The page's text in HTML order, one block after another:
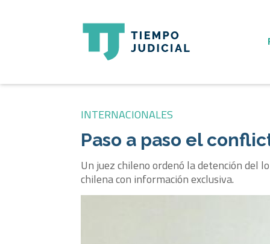
INTERNACIONALES
Paso a paso el
Un juez chileno ordenó la detención del
chilena con información exclusiva.